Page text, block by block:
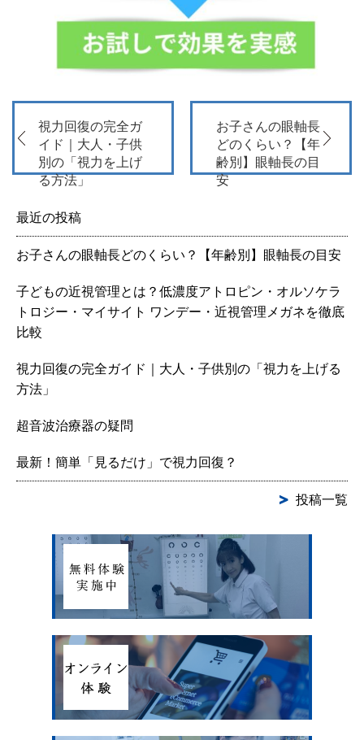
視力回復の完全ガ
イド｜大人・子供
別の「視力を上げ
る方法」
お子さんの眼軸長
どのくらい？【年
齢別】眼軸長の目
安
最近の投稿
お子さんの眼軸長どのくらい？【年齢別】眼軸長の目安
子どもの近視管理とは？低濃度アトロピン・オルソケラ
トロジー・マイサイト ワンデー・近視管理メガネを徹底
比較
視力回復の完全ガイド｜大人・子供別の「視力を上げる
方法」
超音波治療器の疑問
最新！簡単「見るだけ」で視力回復？
投稿一覧